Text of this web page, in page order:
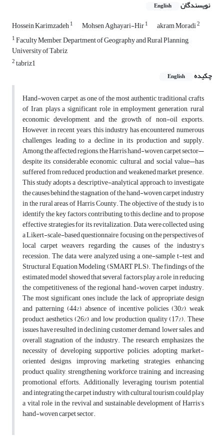
نویسندگان English
Hossein Karimzadeh1 Mohsen Aghayari-Hir1 akram Moradi2
1Faculty Member, Department of Geography and Rural Planning,
University of Tabriz
2tabriz1
چکیده
English
Hand-woven carpet, as one of the most authentic traditional crafts
of Iran, plays a significant role in employment generation, rural
economic development, and the growth of non-oil exports.
However, in recent years, this industry has encountered numerous
challenges, leading to a decline in its production and supply.
Among the affected regions, the Harris hand-woven carpet sector—
despite its considerable economic, cultural, and social value—has
suffered from reduced production and weakened market presence.
This study adopts a descriptive-analytical approach to investigate
the causes behind the stagnation of the hand-woven carpet industry
in the rural areas of Harris County. The objective of the study is to
identify the key factors contributing to this decline and to propose
effective strategies for its revitalization. Data were collected using
a Likert-scale-based questionnaire, focusing on the perspectives of
local carpet weavers regarding the causes of the industry's
recession. The data were analyzed using a one-sample t-test and
Structural Equation Modeling (SMART PLS). The findings of the
estimated model showed that several factors play a role in reducing
the competitiveness of the regional hand-woven carpet industry.
The most significant ones include the lack of appropriate design
and patterning (44%), absence of incentive policies (30%), weak
product aesthetics (26%), and low production quality (17%). These
issues have resulted in declining customer demand, lower sales, and
overall stagnation of the industry. The research emphasizes the
necessity of developing supportive policies, adopting market-
oriented designs, improving marketing strategies, enhancing
product quality, strengthening workforce training, and increasing
promotional efforts. Additionally, leveraging tourism potential
and integrating the carpet industry with cultural tourism could play
a vital role in the revival and sustainable development of Harris’s
hand-woven carpet sector.